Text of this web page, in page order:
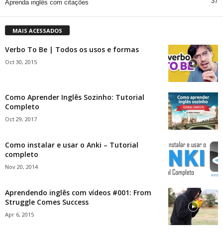
Aprenda inglês com citações
MAIS ACESSADOS
Verbo To Be | Todos os usos e formas
Oct 30, 2015
Como Aprender Inglês Sozinho: Tutorial
Completo
Oct 29, 2017
Como instalar e usar o Anki – Tutorial
completo
Nov 20, 2014
Aprendendo inglês com vídeos #001: From
Struggle Comes Success
Apr 6, 2015